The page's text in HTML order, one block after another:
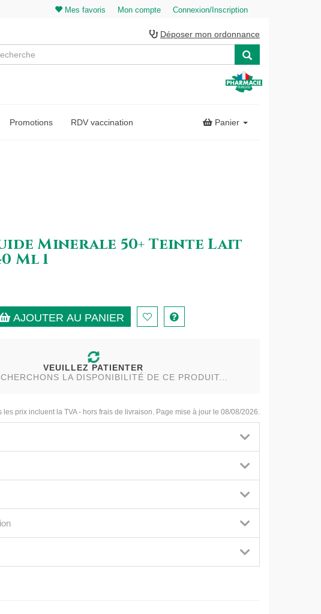
Mes favoris Mon compte Connexion/Inscription
Déposer mon ordonnance
Promotions RDV vaccination Panier
Minerale 50+ Teinte Lait
Ml 1
AJOUTER AU PANIER
VEUILLEZ PATIENTER
LA DISPONIBILITÉ DE CE PRODUIT...
les prix incluent la TVA - hors frais de livraison. Page mise à jour le 08/08/2026.